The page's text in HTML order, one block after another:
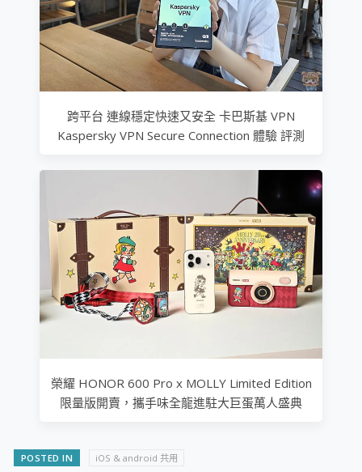
跨平台 連線穩定快速又安全 卡巴斯基 VPN
Kaspersky VPN Secure Connection 體驗 評測
榮耀 HONOR 600 Pro x MOLLY Limited Edition
限量版開賣，攜手味全龍進駐大巨蛋萬人盛典
POSTED IN iOS & android 共用